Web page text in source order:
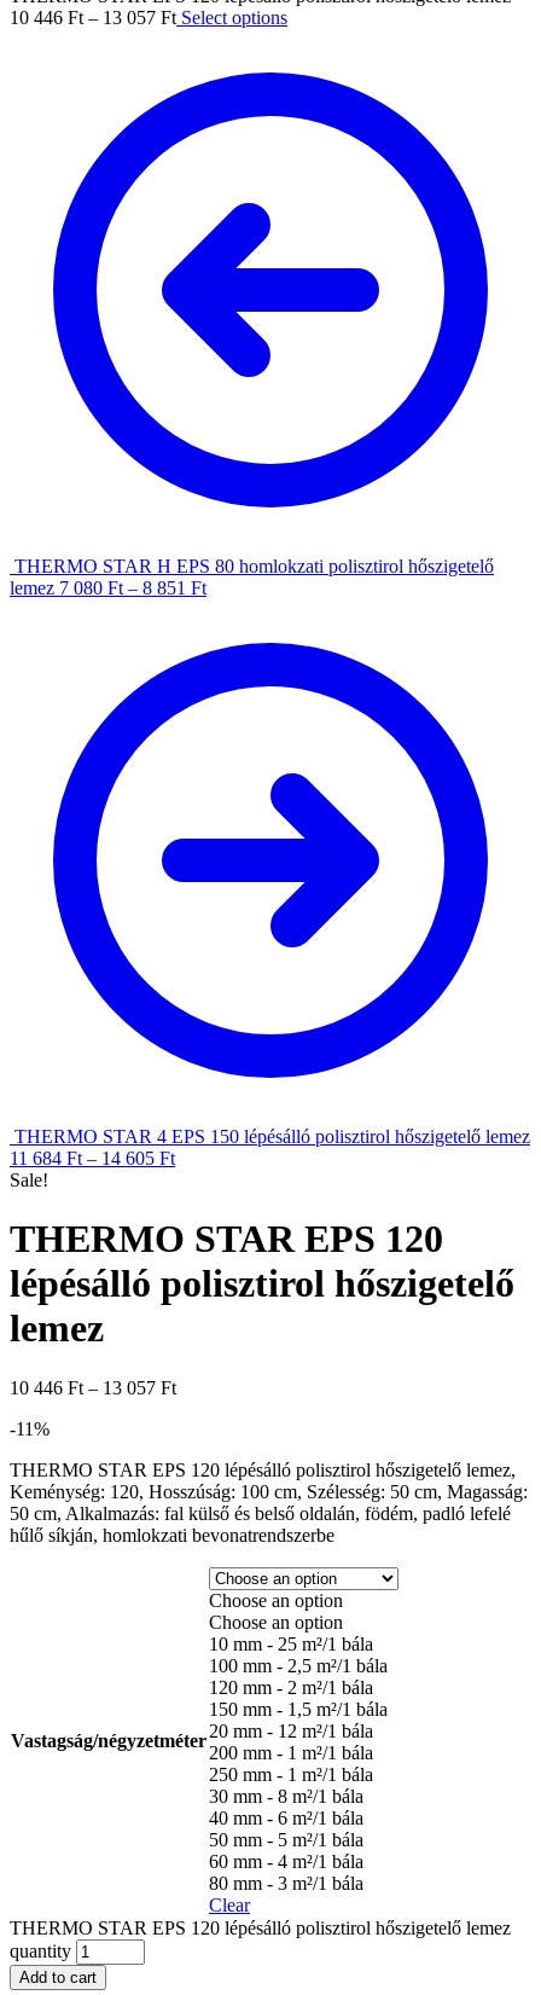
10 446 Ft – 13 057 Ft Select options
THERMO STAR H EPS 80 homlokzati polisztirol hőszigetelő
lemez 7 080 Ft – 8 851 Ft
THERMO STAR 4 EPS 150 lépésálló polisztirol hőszigetelő lemez
11 684 Ft – 14 605 Ft
Sale!
THERMO STAR EPS 120
lépésálló polisztirol hőszigetelő
lemez
10 446 Ft – 13 057 Ft
-11%
THERMO STAR EPS 120 lépésálló polisztirol hőszigetelő lemez,
Keménység: 120, Hosszúság: 100 cm, Szélesség: 50 cm, Magasság:
50 cm, Alkalmazás: fal külső és belső oldalán, födém, padló lefelé
hűlő síkján, homlokzati bevonatrendszerbe
Vastagság/négyzetméter
Choose an option
Choose an option
10 mm - 25 m²/1 bála
100 mm - 2,5 m²/1 bála
120 mm - 2 m²/1 bála
150 mm - 1,5 m²/1 bála
20 mm - 12 m²/1 bála
200 mm - 1 m²/1 bála
250 mm - 1 m²/1 bála
30 mm - 8 m²/1 bála
40 mm - 6 m²/1 bála
50 mm - 5 m²/1 bála
60 mm - 4 m²/1 bála
80 mm - 3 m²/1 bála
Clear
THERMO STAR EPS 120 lépésálló polisztirol hőszigetelő lemez
quantity
Add to cart